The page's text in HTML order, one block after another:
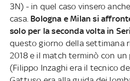
3N) - in quel caso vinsero
casa. Bologna e Milan si
solo per la seconda volta in
questo giorno della settimana
2018 e il match terminò con un
(Filippo Inzaghi era il tecnico